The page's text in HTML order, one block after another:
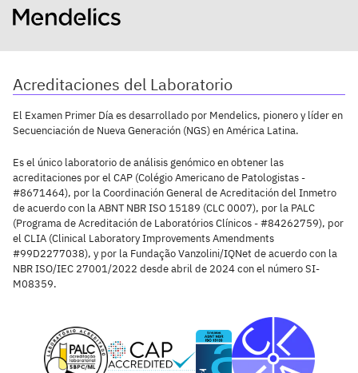
Acreditaciones del Laboratorio
El Examen Primer Día es desarrollado por Mendelics, pionero y líder en
Secuenciación de Nueva Generación (NGS) en América Latina.
Es el único laboratorio de análisis genómico en obtener las
acreditaciones por el CAP (Colégio Americano de Patologistas -
#8671464), por la Coordinación General de Acreditación del Inmetro
de acuerdo con la ABNT NBR ISO 15189 (CLC 0007), por la PALC
(Programa de Acreditación de Laboratórios Clínicos - #84262759), por
el CLIA (Clinical Laboratory Improvements Amendments
#99D2277038), y por la Fundação Vanzolini/IQNet de acuerdo con la
NBR ISO/IEC 27001/2022 desde abril de 2024 con el número SI-
M08359.